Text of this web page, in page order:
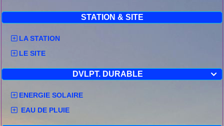
STATION & SITE
LA STATION
LE SITE

DVLPT. DURABLE
ENERGIE SOLAIRE
EAU DE PLUIE